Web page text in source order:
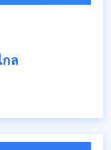
กล